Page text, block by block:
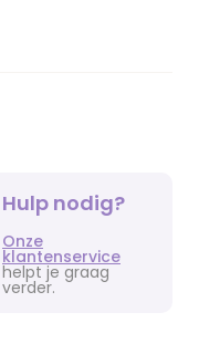
Hulp nodig?
Onze
klantenservice
helpt je graag
verder.